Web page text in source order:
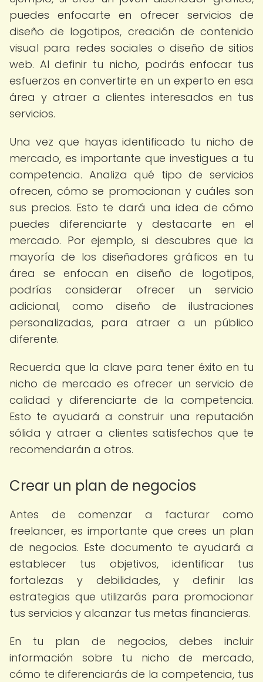
puedes enfocarte en ofrecer servicios de
diseño de logotipos, creación de contenido
visual para redes sociales o diseño de sitios
web. Al definir tu nicho, podrás enfocar tus
esfuerzos en convertirte en un experto en esa
área y atraer a clientes interesados en tus
servicios.
Una vez que hayas identificado tu nicho de
mercado, es importante que investigues a tu
competencia. Analiza qué tipo de servicios
ofrecen, cómo se promocionan y cuáles son
sus precios. Esto te dará una idea de cómo
puedes diferenciarte y destacarte en el
mercado. Por ejemplo, si descubres que la
mayoría de los diseñadores gráficos en tu
área se enfocan en diseño de logotipos,
podrías considerar ofrecer un servicio
adicional, como diseño de ilustraciones
personalizadas, para atraer a un público
diferente.
Recuerda que la clave para tener éxito en tu
nicho de mercado es ofrecer un servicio de
calidad y diferenciarte de la competencia.
Esto te ayudará a construir una reputación
sólida y atraer a clientes satisfechos que te
recomendarán a otros.
Crear un plan de negocios
Antes de comenzar a facturar como
freelancer, es importante que crees un plan
de negocios. Este documento te ayudará a
establecer tus objetivos, identificar tus
fortalezas y debilidades, y definir las
estrategias que utilizarás para promocionar
tus servicios y alcanzar tus metas financieras.
En tu plan de negocios, debes incluir
información sobre tu nicho de mercado,
cómo te diferenciarás de la competencia, tus